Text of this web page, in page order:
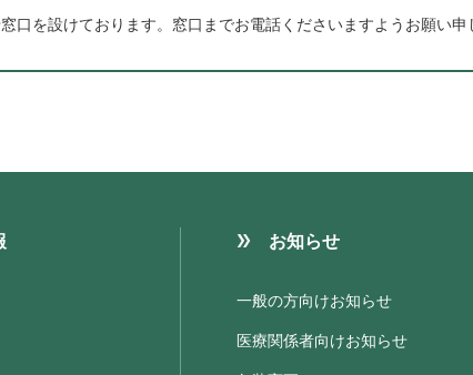
口を設けております。 窓口までお電話くださいますようお願い申
お知らせ
一般の方向けお知らせ
医療関係者向けお知らせ